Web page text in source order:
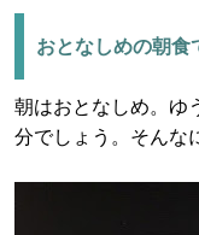
おとなしめの朝食
朝はおとなしめ。ゆ
分でしょう。そんな